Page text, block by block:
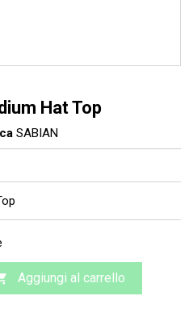
Hat Top
SABIAN
Aggiungi al carrello